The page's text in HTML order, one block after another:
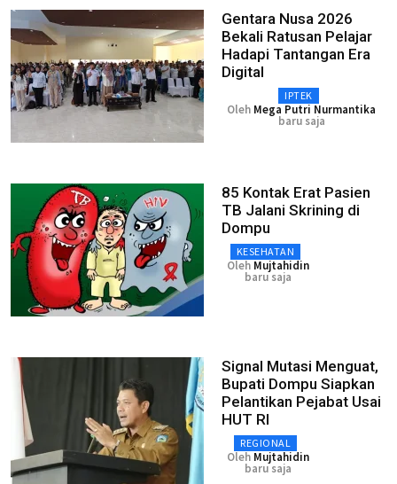
Gentara Nusa 2026
Bekali Ratusan Pelajar
Hadapi Tantangan Era
Digital
IPTEK
Oleh Mega Putri Nurmantika
baru saja
85 Kontak Erat Pasien
TB Jalani Skrining di
Dompu
KESEHATAN
Oleh Mujtahidin
baru saja
Signal Mutasi Menguat,
Bupati Dompu Siapkan
Pelantikan Pejabat Usai
HUT RI
REGIONAL
Oleh Mujtahidin
baru saja